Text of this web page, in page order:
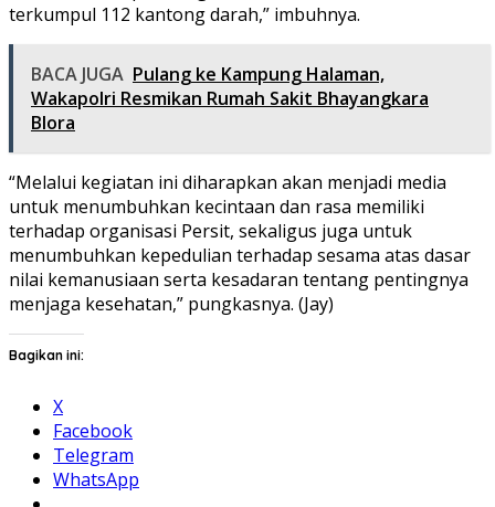
terkumpul 112 kantong darah,” imbuhnya.
BACA JUGA Pulang ke Kampung Halaman,
Wakapolri Resmikan Rumah Sakit Bhayangkara
Blora
“Melalui kegiatan ini diharapkan akan menjadi media
untuk menumbuhkan kecintaan dan rasa memiliki
terhadap organisasi Persit, sekaligus juga untuk
menumbuhkan kepedulian terhadap sesama atas dasar
nilai kemanusiaan serta kesadaran tentang pentingnya
menjaga kesehatan,” pungkasnya. (Jay)
Bagikan ini:
X
Facebook
Telegram
WhatsApp